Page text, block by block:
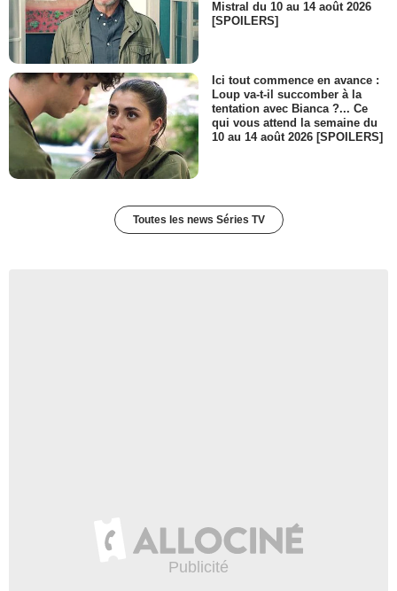
Mistral du 10 au 14 août 2026
[SPOILERS]
Ici tout commence en avance :
Loup va-t-il succomber à la
tentation avec Bianca ?... Ce
qui vous attend la semaine du
10 au 14 août 2026 [SPOILERS]
Toutes les news Séries TV